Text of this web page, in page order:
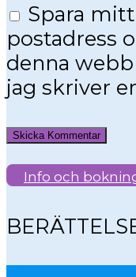
Spara
postadress
denna
jag skriver
Info och